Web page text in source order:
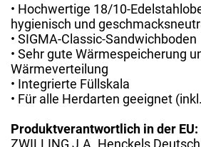
• Hochwertige 18/10-
hygienisch und
• SIGMA-Classic-Sandwichboden
• Sehr gute Wärmespeicherung
Wärmeverteilung
• Integrierte Füllskala
• Für alle Herdarten geeignet
Produktverantwortlich in der EU:
ZWILLING J.A. Henckels